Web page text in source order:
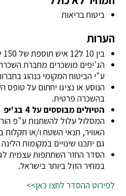
ביטוח בריאות
הערות
בין 10 ל12 איש תוספת של 150 יורו
הג'יפים מושכרים מחברת
ע"י הביטוח המקומי כנהוג
הנוסע או נציגו יחתום על טופס
בהשכרה פרטית.
הטיולים מבוססים על 4 בג'יפ
המסלול עלול להשתנות ע"פ
האוויר, תנאי השטח ו/או תקלות
גם יתכנו שינויים במקומות
הסדר החזר השתתפות עצמית
במחיר הזול ביותר בישראל.
לפירוט ההסדר לחצו כאן>>